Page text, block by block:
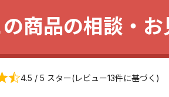
の商品の相談・お
4.5 / 5 スター(レビュー13件に基づく)